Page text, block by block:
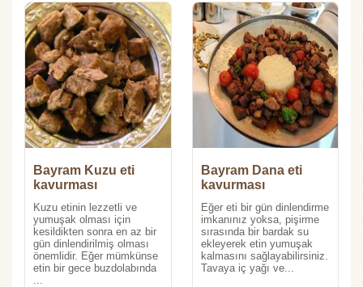
Bayram Kuzu eti
kavurması
Kuzu etinin lezzetli ve
yumuşak olması için
kesildikten sonra en az bir
gün dinlendirilmiş olması
önemlidir. Eğer mümkünse
etin bir gece buzdolabında
...
Bayram Dana eti
kavurması
Eğer eti bir gün dinlendirme
imkanınız yoksa, pişirme
sırasında bir bardak su
ekleyerek etin yumuşak
kalmasını sağlayabilirsiniz.
Tavaya iç yağı ve...